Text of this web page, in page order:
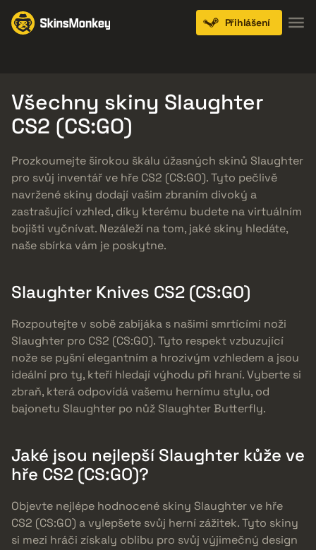
Přihlášení
Všechny skiny Slaughter
CS2 (CS:GO)
Prozkoumejte širokou škálu úžasných skinů Slaughter
pro svůj inventář ve hře CS2 (CS:GO). Tyto pečlivě
navržené skiny dodají vašim zbraním divoký a
zastrašující vzhled, díky kterému budete na virtuálním
bojišti vyčnívat. Nezáleží na tom, jaké skiny hledáte,
naše sbírka vám je poskytne.
Slaughter Knives CS2 (CS:GO)
Rozpoutejte v sobě zabijáka s našimi smrtícími noži
Slaughter pro CS2 (CS:GO). Tyto respekt vzbuzující
nože se pyšní elegantním a hrozivým vzhledem a jsou
ideální pro ty, kteří hledají výhodu při hraní. Vyberte si
zbraň, která odpovídá vašemu hernímu stylu, od
bajonetu Slaughter po nůž Slaughter Butterfly.
Jaké jsou nejlepší Slaughter kůže ve
hře CS2 (CS:GO)?
Objevte nejlépe hodnocené skiny Slaughter ve hře
CS2 (CS:GO) a vylepšete svůj herní zážitek. Tyto skiny
si mezi hráči získaly oblibu pro svůj výjimečný design